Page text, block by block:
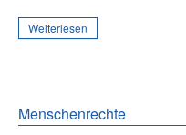
Weiterlesen
Menschenrechte